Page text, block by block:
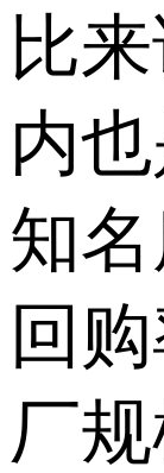
比
内
知
回
厂